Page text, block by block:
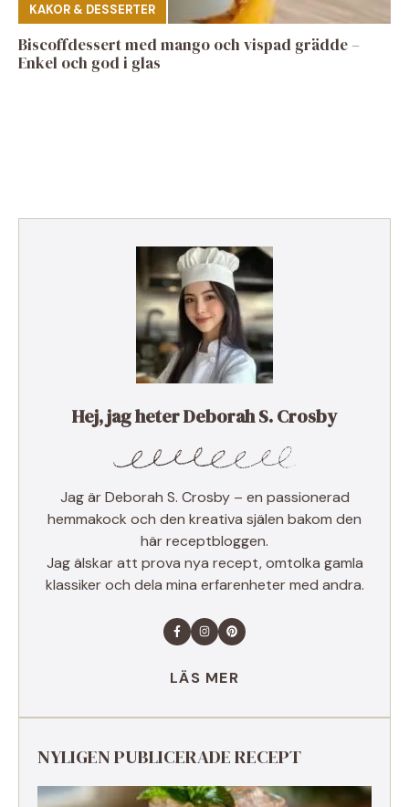
KAKOR & DESSERTER
Biscoffdessert med mango och vispad grädde –
Enkel och god i glas
Hej, jag heter Deborah S. Crosby
Jag är Deborah S. Crosby – en passionerad
hemmakock och den kreativa själen bakom den
här receptbloggen.
Jag älskar att prova nya recept, omtolka gamla
klassiker och dela mina erfarenheter med andra.
LÄS MER
NYLIGEN PUBLICERADE RECEPT